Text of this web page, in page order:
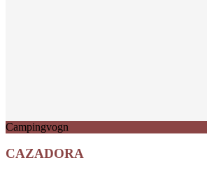
Campingvogn
CAZADORA